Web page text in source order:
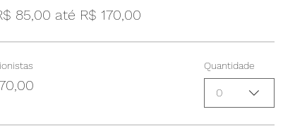
85,00 até R$ 170,00
Quantidade
0